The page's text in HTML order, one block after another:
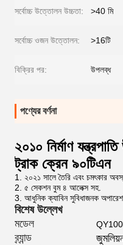
সর্বোচ্চ উত্তোলন উচ্চতা: >40 মি
সর্বোচ্চ ওজন উত্তোলন: >16টি
বিক্রির পর: উপলব্ধ
পণ্যের বর্ণনা
২০১০ নির্মাণ
ট্রাক ক্রেন ৯০টিএন
1. ২০২১ সালে তৈরি এবং চমৎকার
2. ৫ সেকশন বুম ৪ আলেক্স সহ.
3. আধুনিক ক্যাবিন সুবিধাজনক
বিশেষ উল্লেখ
মডেল
QY100
ব্র্যান্ড